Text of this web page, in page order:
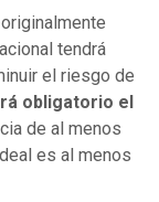
tendrá
el riesgo de
obligatorio el
de al menos
es al menos